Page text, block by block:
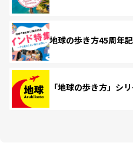
地球の歩き方45周年
「地球の歩き方」シ